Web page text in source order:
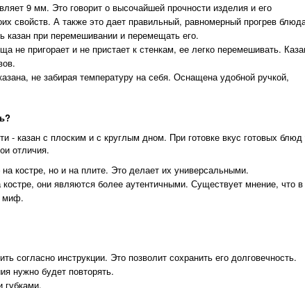
9 мм. Это говорит о высочайшей прочности изделия и его
свойств. А также это дает правильный, равномерный прогрев
при перемешивании и перемещать его.
не пригорает и не пристает к стенкам, ее легко перемешивать.
не забирая температуру на себя. Оснащена удобной ручкой,
- казан с плоским и с круглым дном. При готовке вкус готовых блюд
отличия.
костре, но и на плите. Это делает их универсальными.
костре, они являются более аутентичными. Существует мнение, что в
миф.
согласно инструкции. Это позволит сохранить его долговечность.
нужно будет повторять.
губками.